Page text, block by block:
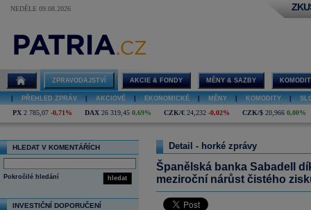
NEDĚLE 09.08.2026
ZPRAVODAJSTVÍ AKCIE & FONDY MĚNY & SAZBY
PŘEHLED ZPRÁV AKCIOVÉ EKONOMICKÉ MĚNY KOMODITY
PX 2 785,07 -0,71% DAX 26 319,45 0,69% CZK/€ 24,232 -0,02% CZK/$ 20,966 0,00%
HLEDAT V KOMENTÁŘÍCH
hledat
Pokročilé hledání
INVESTIČNÍ DOPORUČENÍ
Detail - horké zprávy
Španělská banka Sabadell
meziroční nárůst čistého